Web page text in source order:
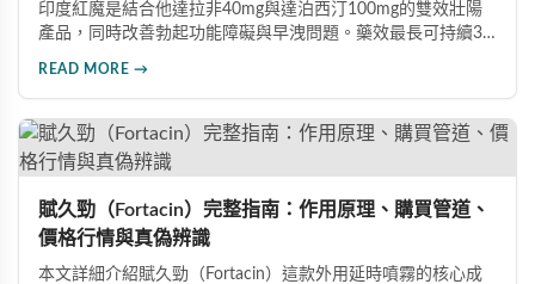
印度紅魔是結合他達拉非40mg與達泊西汀100mg的雙效壯陽
產品，同時改善勃起功能障礙與早洩問題。藥效最長可持續36
READ MORE →
賦久勁（Fortacin）完整指南：作用原理、購買管道、
價格行情與真偽辨識
本文詳細介紹賦久勁（Fortacin）這款外用延時噴霧的核心成